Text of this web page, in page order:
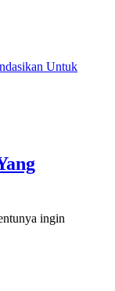
ingin